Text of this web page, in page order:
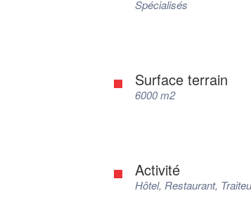
Spécialisés
Surface terrain
6000 m2
Activité
Hôtel, Restaurant,